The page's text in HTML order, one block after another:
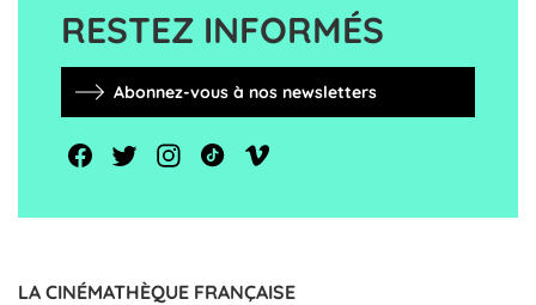
RESTEZ INFORMÉS
Abonnez-vous à nos newsletters
LA CINÉMATHÈQUE FRANÇAISE